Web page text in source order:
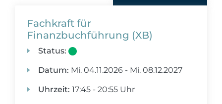
Fachkraft für
Finanzbuchführung (XB)
Status:
Datum: Mi. 04.11.2026 - Mi. 08.12.2027
Uhrzeit: 17:45 - 20:55 Uhr